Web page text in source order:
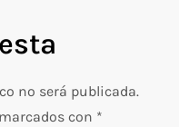
no será publicada.
con *